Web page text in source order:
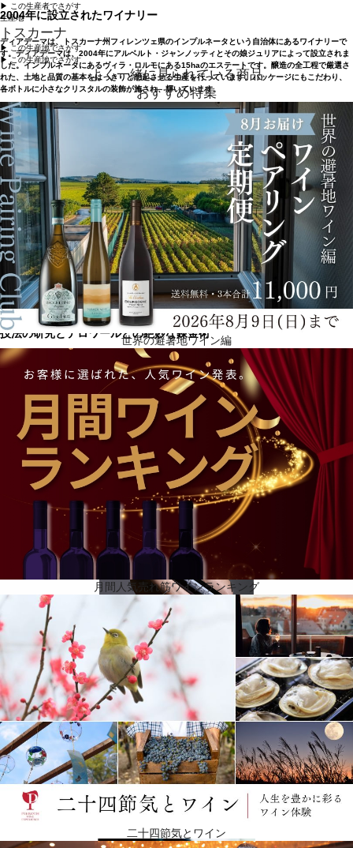
2004年に設立されたワイナリー
ディアデーマは、トスカーナ州フィレンツェ県のインプルネータという自治体にあるワイナリーで
す。ディアデーマは、2004年にアルベルト・ジャンノッティとその娘ジュリアによって設立されま
した。インプルネータにあるヴィラ・ロルモにある15haのエステートです。醸造の全工程で厳選さ
れた、土地と品質の基本をはっきりと想起させる生産を行っています。パッケージにもこだわり、
各ボトルに小さなクリスタルの装飾が施され、輝いています。
技法の研究とテロワールとの絶妙な錬金術
ディアデーマはトスカーナの中心部で生まれ、絶え間ない研究と品質への取り組みが、土地、スタ
イル、革新性という3つの要素と結びついてきました。まさに経験と、自然や時間の贈り物に対する
配慮を体現したプロジェクトだと言えます。製品の完成度は、大量生産品に向いていません。ディ
アデーマのDNAは、技法の研究とテロワールとの絶妙な錬金術です。ディアデーマは、トスカーナ
の田園風景への情熱を表現し、その風景をユニークな手法で描き出します。ディアデーマを思い浮
かべるとき、未来が思い浮かびます。ディアデーマは、2004年に最初のワインを発表。フィレンツ
ェの熟練した職人が手作りしたスワロフスキー・クリスタルをラベルに使用しました。ディアデー
マは、わくわくしながらワインの世界に足を踏み入れ、数々の国際的な賞を受賞し、オリンパスの
頂点に立ったのです。
ディアデーマの新しい顔を求めて
2007年、最初の5年間を経て、彼らの仕事に対する認知と肯定が届くようになり、ディアデーマ・
ロッソが批評家から最初の賞を受賞しました。2016年、アルベルトの娘たちが家業とは異なる道を
歩むようになり、会社はリースされることになりました。そして2018年、ムジェロの中心地、450
ヘクタールの敷地に「ファットリア・ディ・コッフェルティーレ」プロジェクトが誕生。生産に対
する考え方が顕著になり、実際にオーガニックオイルやジャムなどの生産が始まりました。数年
後、娘たちリヴィアとジュリアは、家族の手に戻ったディアデーマの新しい顔を見つけるため、故
郷に戻ることを決意。今日、ディアデーマ・ワイナリーはフィレンツェ県で最も重要なワイン生産
者の一つになっています。
▶︎ この生産者でさがす
生産地
トスカーナ
▶︎ この生産地でさがす
▶︎ この生産地でさがす
よく一緒に見られている商品
おすすめ特集
世界の避暑地ワイン編
月間人気売れ筋ワインランキング
二十四節気とワイン